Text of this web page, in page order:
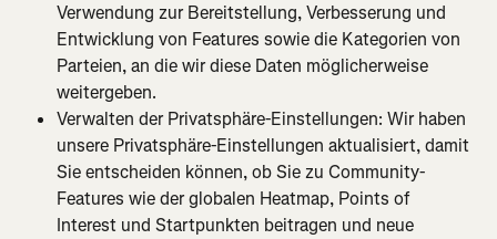
Verwendung zur Bereitstellung, Verbesserung und
Entwicklung von Features sowie die Kategorien von
Parteien, an die wir diese Daten möglicherweise
weitergeben.
Verwalten der Privatsphäre-Einstellungen: Wir haben
unsere Privatsphäre-Einstellungen aktualisiert, damit
Sie entscheiden können, ob Sie zu Community-
Features wie der globalen Heatmap, Points of
Interest und Startpunkten beitragen und neue